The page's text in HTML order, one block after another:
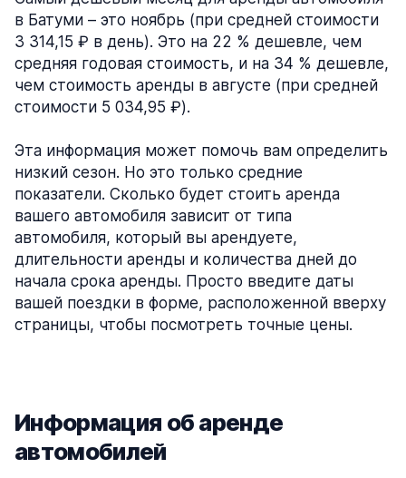
в Батуми – это ноябрь (при средней стоимости
3 314,15 ₽ в день). Это на 22 % дешевле, чем
средняя годовая стоимость, и на 34 % дешевле,
чем стоимость аренды в августе (при средней
стоимости 5 034,95 ₽).
Эта информация может помочь вам определить
низкий сезон. Но это только средние
показатели. Сколько будет стоить аренда
вашего автомобиля зависит от типа
автомобиля, который вы арендуете,
длительности аренды и количества дней до
начала срока аренды. Просто введите даты
вашей поездки в форме, расположенной вверху
страницы, чтобы посмотреть точные цены.
Информация об аренде
автомобилей